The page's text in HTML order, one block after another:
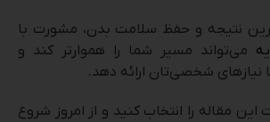
نتیجه و حفظ سلامت بدن، مشورت با
می‌تواند مسیر شما را هموارتر کند و
نیازهای شخصی‌تان ارائه دهد.
مقاله را انتخاب کنید و از امروز شروع